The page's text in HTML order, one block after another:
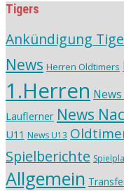
Tigers
Ankündigung
News Herren Oldtimers
1.Herren
Lauflerner News
U11 News U13
Spielberichte
Allgemein